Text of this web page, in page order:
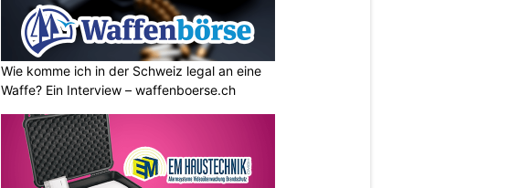
Wie komme ich in der Schweiz legal an eine
Waffe? Ein Interview – waffenboerse.ch